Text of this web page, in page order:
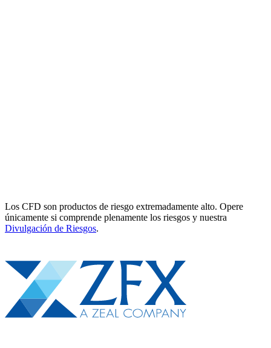
Los CFD son productos de riesgo extremadamente alto. Opere
únicamente si comprende plenamente los riesgos y nuestra
Divulgación de Riesgos.